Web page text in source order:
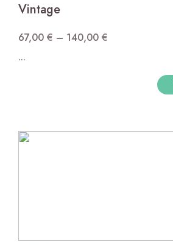
Vintage
67,00 € – 140,00 €
...